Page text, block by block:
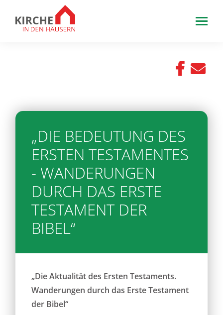
„DIE BEDEUTUNG DES
ERSTEN TESTAMENTES
- WANDERUNGEN
DURCH DAS ERSTE
TESTAMENT DER
BIBEL“
„Die Aktualität des Ersten Testaments.
Wanderungen durch das Erste Testament
der Bibel“